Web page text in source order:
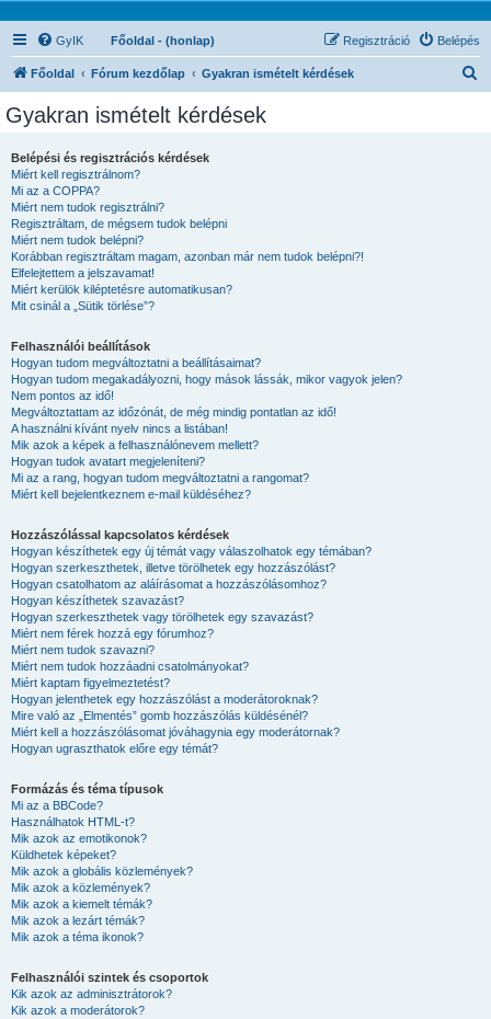
GyIK Főoldal - (honlap) Belépés
Regisztráció
Főoldal Fórum kezdőlap Gyakran ismételt kérdések
Gyakran ismételt kérdések
Belépési és regisztrációs kérdések
Miért kell regisztrálnom?
Mi az a COPPA?
Miért nem tudok regisztrálni?
Regisztráltam, de mégsem tudok belépni
Miért nem tudok belépni?
Korábban regisztráltam magam, azonban már nem tudok belépni?!
Elfelejtettem a jelszavamat!
Miért kerülök kiléptetésre automatikusan?
Mit csinál a „Sütik törlése”?
Felhasználói beállítások
Hogyan tudom megváltoztatni a beállításaimat?
Hogyan tudom megakadályozni, hogy mások lássák, mikor vagyok jelen?
Nem pontos az idő!
Megváltoztattam az időzónát, de még mindig pontatlan az idő!
A használni kívánt nyelv nincs a listában!
Mik azok a képek a felhasználónevem mellett?
Hogyan tudok avatart megjeleníteni?
Mi az a rang, hogyan tudom megváltoztatni a rangomat?
Miért kell bejelentkeznem e-mail küldéséhez?
Hozzászólással kapcsolatos kérdések
Hogyan készíthetek egy új témát vagy válaszolhatok egy témában?
Hogyan szerkeszthetek, illetve törölhetek egy hozzászólást?
Hogyan csatolhatom az aláírásomat a hozzászólásomhoz?
Hogyan készíthetek szavazást?
Hogyan szerkeszthetek vagy törölhetek egy szavazást?
Miért nem férek hozzá egy fórumhoz?
Miért nem tudok szavazni?
Miért nem tudok hozzáadni csatolmányokat?
Miért kaptam figyelmeztetést?
Hogyan jelenthetek egy hozzászólást a moderátoroknak?
Mire való az „Elmentés” gomb hozzászólás küldésénél?
Miért kell a hozzászólásomat jóváhagynia egy moderátornak?
Hogyan ugraszthatok előre egy témát?
Formázás és téma típusok
Mi az a BBCode?
Használhatok HTML-t?
Mik azok az emotikonok?
Küldhetek képeket?
Mik azok a globális közlemények?
Mik azok a közlemények?
Mik azok a kiemelt témák?
Mik azok a lezárt témák?
Mik azok a téma ikonok?
Felhasználói szintek és csoportok
Kik azok az adminisztrátorok?
Kik azok a moderátorok?